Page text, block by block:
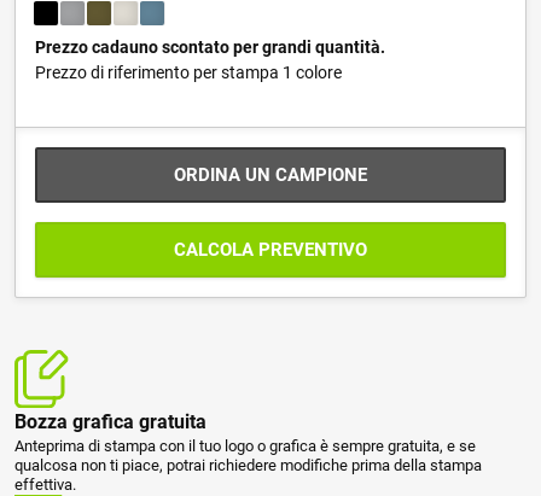
Prezzo cadauno scontato per grandi quantità.
Prezzo di riferimento per stampa 1 colore
ORDINA UN CAMPIONE
CALCOLA PREVENTIVO
Bozza grafica gratuita
Anteprima di stampa con il tuo logo o grafica è sempre gratuita, e se
qualcosa non ti piace, potrai richiedere modifiche prima della stampa
effettiva.